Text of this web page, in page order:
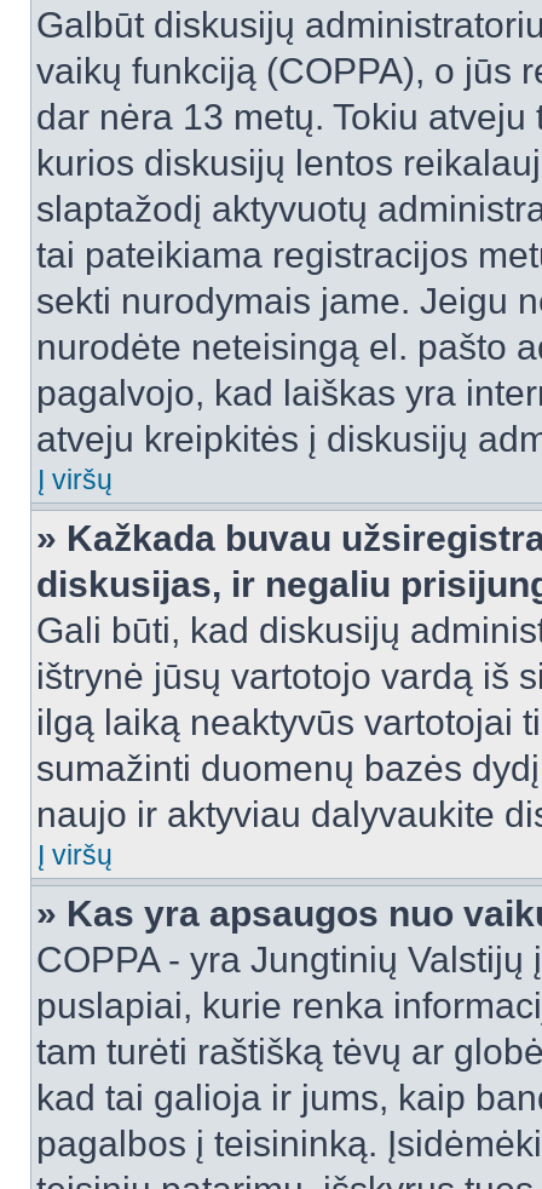
Galbūt diskusijų
vaikų funkciją (COPPA), o jūs
dar nėra 13 metų. Tokiu
kurios diskusijų lentos
slaptažodį aktyvuotų
tai pateikiama registracijos
sekti nurodymais jame. Jeigu
nurodėte neteisingą el. pašto
pagalvojo, kad laiškas yra
atveju kreipkitės į diskusijų
Į viršų
» Kažkada buvau
diskusijas, ir negaliu
Gali būti, kad diskusijų
ištrynė jūsų vartotojo vardą iš
ilgą laiką neaktyvūs vartotojai
sumažinti duomenų bazės
naujo ir aktyviau dalyvaukite
Į viršų
» Kas yra apsaugos nuo
COPPA - yra Jungtinių
puslapiai, kurie renka
tam turėti raštišką tėvų ar
kad tai galioja ir jums, kaip
pagalbos į teisininką.